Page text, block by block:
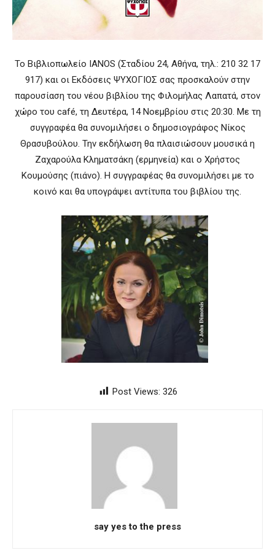
Το Βιβλιοπωλείο ΙΑΝΟS (Σταδίου 24, Αθήνα, τηλ.: 210 32 17
917) και οι Εκδόσεις ΨΥΧΟΓΙΟΣ σας προσκαλούν στην
παρουσίαση του νέου βιβλίου της Φιλομήλας Λαπατά, στον
χώρο του café, τη Δευτέρα, 14 Νοεμβρίου στις 20:30. Με τη
συγγραφέα θα συνομιλήσει ο δημοσιογράφος Νίκος
Θρασυβούλου. Την εκδήλωση θα πλαισιώσουν μουσικά η
Ζαχαρούλα Κληματσάκη (ερμηνεία) και ο Χρήστος
Κουμούσης (πιάνο). Η συγγραφέας θα συνομιλήσει με το
κοινό και θα υπογράψει αντίτυπα του βιβλίου της.
Post Views: 326
say yes to the press